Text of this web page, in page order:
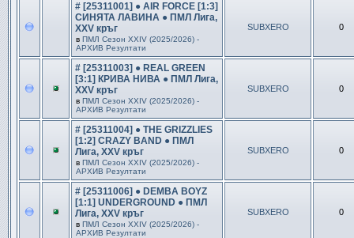
# [25311001] ● AIR FORCE [1:3]
СИНЯТА ЛАВИНА ● ПМЛ Лига,
XXV кръг
в ПМЛ Сезон ХXIV (2025/2026) -
АРХИВ Резултати
SUBXERO 0
# [25311003] ● REAL GREEN
[3:1] КРИВА НИВА ● ПМЛ Лига,
XXV кръг
в ПМЛ Сезон ХXIV (2025/2026) -
АРХИВ Резултати
SUBXERO 0
# [25311004] ● THE GRIZZLIES
[1:2] CRAZY BAND ● ПМЛ
Лига, XXV кръг
в ПМЛ Сезон ХXIV (2025/2026) -
АРХИВ Резултати
SUBXERO 0
# [25311006] ● DEMBA BOYZ
[1:1] UNDERGROUND ● ПМЛ
Лига, XXV кръг
в ПМЛ Сезон ХXIV (2025/2026) -
АРХИВ Резултати
SUBXERO 0